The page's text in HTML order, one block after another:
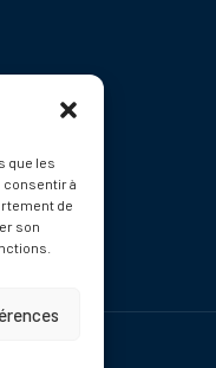
que les
consentir à
de
son